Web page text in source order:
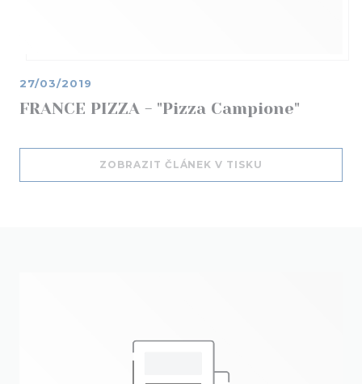
FRANCE PIZZA - "Pizza Campione"
27/03/2019
ZOBRAZIT ČLÁNEK V TISKU